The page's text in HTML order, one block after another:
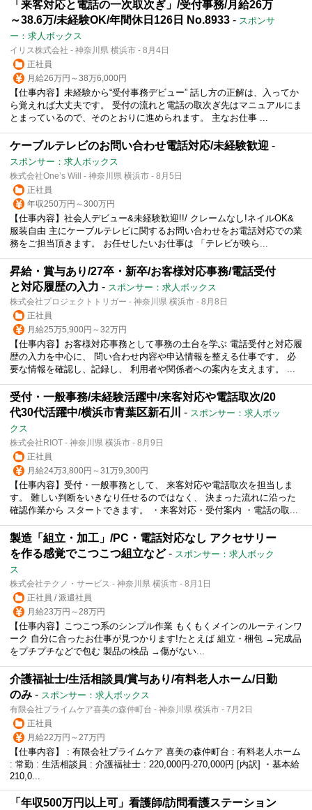
「来客対応と電話の一次取次ぎ」/受付事務/月給26万
～38.6万/未経験OK/年間休日126日 No.8933 - スポンサ
ー：求人ボックス
イリス株式会社 - 神奈川県 横浜市 - 8月4日
正社員
月給26万円～38万6,000円
【仕事内容】未経験から“受付事務デビュー” 話し方の正解は、入ってか
ら覚えれば大丈夫です。 受付の流れと電話の取次ぎ先はマニュアルにま
とまっているので、そのとおりに進められます。 主なお仕事 ...
ケーブルテレビのお問い合わせ電話対応/未経験歓迎 -
スポンサー：求人ボックス
株式会社One’s Will - 神奈川県 横浜市 - 8月5日
正社員
年収250万円～300万円
【仕事内容】社会人デビュー&未経験歓迎!!/ クレームなし!ネイルOK&
服装自由 主にケーブルテレビに関するお問い合わせをお電話対応での業
務をご担当頂きます。 お任せしたいお仕事は 「テレビが映ら...
昇給・賞与あり/27卒・新卒/お客様対応事務/電話受付
と対応履歴の入力 - スポンサー：求人ボックス
株式会社プロジェクトトリガー - 神奈川県 横浜市 - 8月8日
正社員
月給25万5,900円～32万円
【仕事内容】お客様対応事務として事務の土台を学ぶ 電話受付と対応履
歴の入力を中心に、 問い合わせ内容や申込情報を整える仕事です。 必
要な情報を確認し、記録し、 利用者や関係者への案内を支えます。 ...
受付・一般事務/未経験活躍中/来客対応や電話取次/20
代30代活躍中/横浜市青葉区新石川
- スポンサー：求人ボッ
クス
株式会社RIOT - 神奈川県 横浜市 - 8月9日
正社員
月給24万3,800円～31万9,300円
【仕事内容】受付・一般事務として、 来客対応や電話取次を担当しま
す。 難しい判断をいきなり任せるのではなく、 決まった流れに沿った
確認作業から スタートできます。 ・来客対応・受付案内 ・電話の取...
製造「組立・加工」/PC・電話対応なし アクセサリー
を作る感覚でこつこつ組立など- スポンサー：求人ボック
ス
株式会社テクノ・サービス - 神奈川県 横浜市 - 8月1日
正社員 / 派遣社員
月給23万円～28万円
【仕事内容】こつこつ系のシンプル作業 もくもくメインのルーティンワ
ーク 自分に合ったお仕事が見つかります!たとえば 組立・梱包 →完成品
をプチプチなどで包む 製品の検品 →傷がない...
介護福祉士/生活相談員/賞与あり/有料老人ホーム/日勤
のみ - スポンサー：求人ボックス
有限会社プライムケア喜美の森仲町台 - 神奈川県 横浜市 - 7月2日
正社員
月給22万円～27万円
【仕事内容】 : 有限会社プライムケア 喜美の森仲町台 : 有料老人ホーム
: 常勤 : 生活相談員 : 介護福祉士 : 220,000円-270,000円 [内訳] ・基本給
210,0...
「年収500万円以上可」看護師/訪問看護ステーション